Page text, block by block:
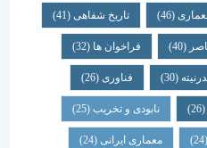
تاریخ شفاهی (41)
فراخوان ها (32)
فناوری (26)
نابودی و تخریب(25)
معماری ایرانی(24)